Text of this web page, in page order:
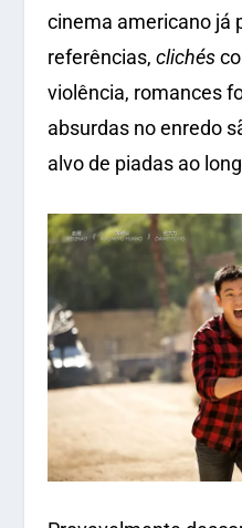
cinema americano já
referências, clichés
violência, romances
absurdas no enredo
alvo de piadas ao